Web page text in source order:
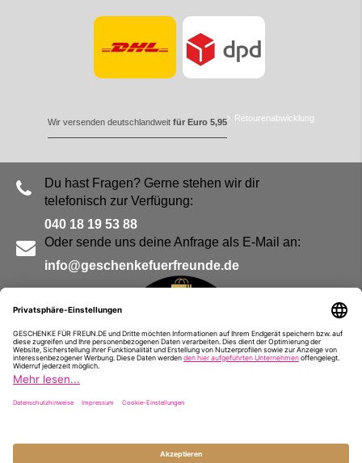
Wir versenden deutschlandweit für Euro 5,95 Retourenabwicklung
Du hast Fragen? Gerne stehen wir dir
telefonisch zur Verfügung:
040 18 19 53 88
Oder sende uns deine Anfrage als E-Mail an:
info@geschenkefuerfreunde.de
Impressum